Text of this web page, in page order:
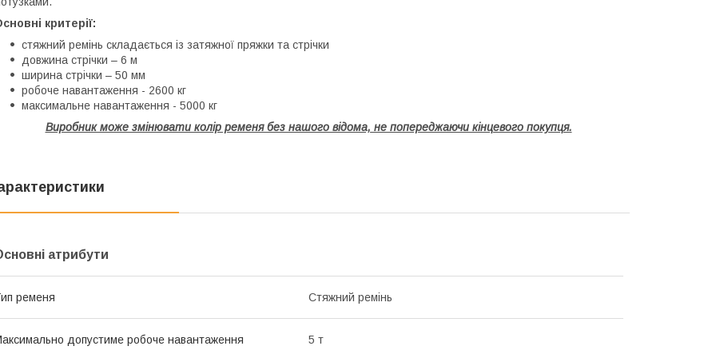
критерії:
стяжний ремінь складається із затяжної пряжки та стрічки
довжина стрічки – 6 м
ширина стрічки – 50 мм
робоче навантаження - 2600 кг
максимальне навантаження - 5000 кг
Виробник може змінювати колір ременя без нашого відома, не попереджаючи кінцевого покупця.
атрибути
ременя Стяжний ремінь
допустиме робоче навантаження 5 т